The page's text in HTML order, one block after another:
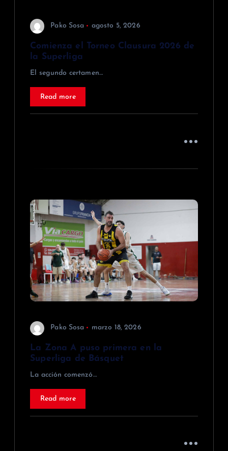
Pako Sosa agosto 5, 2026
Comienza el Torneo Clausura 2026 de
la Superliga
El segundo certamen…
Read more
Pako Sosa marzo 18, 2026
La Zona A puso primera en la
Superliga de Básquet
La acción comenzó…
Read more